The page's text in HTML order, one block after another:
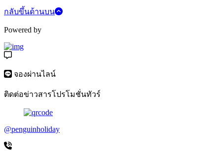
กลับขึ้นด้านบน
Powered by
จองผ่านไลน์
ติดต่อข่าวสารโปรโมชั่นทัวร์
@penguinholiday